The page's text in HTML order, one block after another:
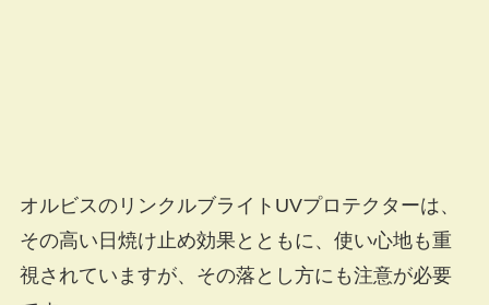
オルビスのリンクルブライトUVプロテクターは、
その高い日焼け止め効果とともに、使い心地も重
視されていますが、その落とし方にも注意が必要